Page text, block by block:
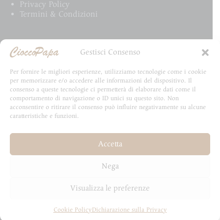
Gestisci Consenso
Per fornire le migliori esperienze, utilizziamo tecnologie come i cookie
per memorizzare e/o accedere alle informazioni del dispositivo. Il
consenso a queste tecnologie ci permetterà di elaborare dati come il
comportamento di navigazione o ID unici su questo sito. Non
acconsentire o ritirare il consenso può influire negativamente su alcune
caratteristiche e funzioni.
Accetta
Nega
Visualizza le preferenze
Cookie PolicyDichiarazione sulla Privacy
Privacy Policy
Termini & Condizioni
Email Newsletter
le novità CioccoPapa
Email
Invia
Copyright © 2026 - Sviluppato da HydraLab